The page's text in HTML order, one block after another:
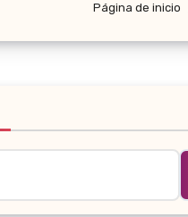
Página de inicio